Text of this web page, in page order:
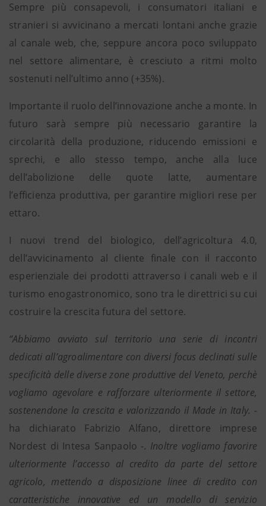
Sempre più consapevoli, i consumatori italiani e
stranieri si avvicinano a mercati lontani anche grazie
al canale web, che, seppure ancora poco sviluppato
nel settore alimentare, è cresciuto a ritmi molto
sostenuti nell’ultimo anno (+35%).
Importante il ruolo dell’innovazione anche a monte. In
futuro sarà sempre più necessario garantire la
circolarità della produzione, riducendo emissioni e
sprechi, e allo stesso tempo, anche alla luce
dell’abolizione delle quote latte, aumentare
l’efficienza produttiva, per garantire migliori rese per
ettaro.
I nuovi trend del biologico, dell’agricoltura 4.0,
dell’avvicinamento al cliente finale con il racconto
esperienziale dei prodotti attraverso i canali web e il
turismo enogastronomico, sono tra le direttrici su cui
costruire la crescita futura del settore.
“Abbiamo avviato sul territorio una serie di incontri
dedicati all’agroalimentare con diversi focus declinati sulle
specificità delle diverse zone produttive del Veneto, perchè
vogliamo agevolare e rafforzare ulteriormente il settore,
sostenendone la crescita e valorizzando il Made in Italy. -
ha dichiarato Fabrizio Alfano, direttore imprese
Nordest di Intesa Sanpaolo -. Inoltre vogliamo favorire
ulteriormente l’accesso al credito da parte del settore
agricolo, mettendo a disposizione linee di credito con
caratteristiche innovative ed un modello di servizio